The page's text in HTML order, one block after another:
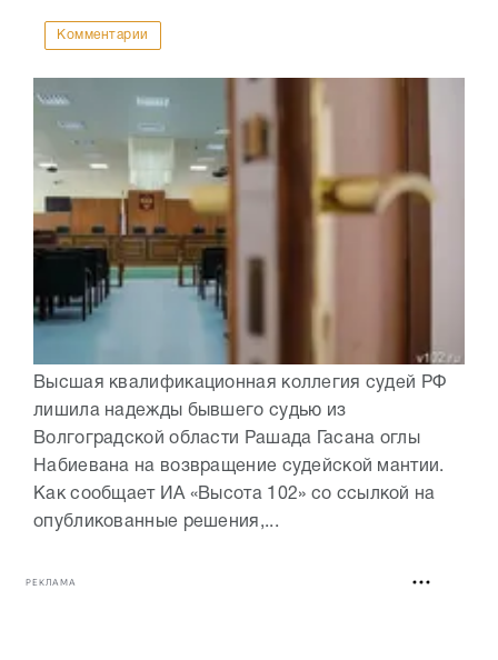
Комментарии
Высшая квалификационная коллегия судей РФ
лишила надежды бывшего судью из
Волгоградской области Рашада Гасана оглы
Набиевана на возвращение судейской мантии.
Как сообщает ИА «Высота 102» со ссылкой на
опубликованные решения,...
РЕКЛАМА